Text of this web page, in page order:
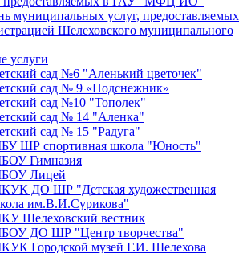
муниципальных услуг, предоставляемых
Шелеховского муниципального
услуги
сад №6 "Аленький цветочек"
сад № 9 «Подснежник»
сад №10 "Тополек"
сад № 14 "Аленка"
сад № 15 "Радуга"
ШР спортивная школа "Юность"
Гимназия
Лицей
ДО ШР "Детская художественная
им.В.И.Сурикова"
Шелеховский вестник
ДО ШР "Центр творчества"
Городской музей Г.И. Шелехова